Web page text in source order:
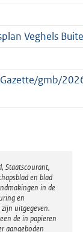
Veghels
gmb/
Staatscourant,
en blad
in de
en
uitgegeven.
de in papieren
aangeboden